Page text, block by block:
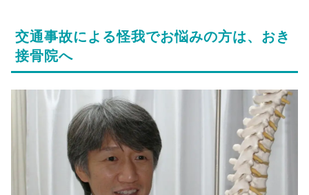
交通事故による怪我でお悩みの方は、おき
接骨院へ